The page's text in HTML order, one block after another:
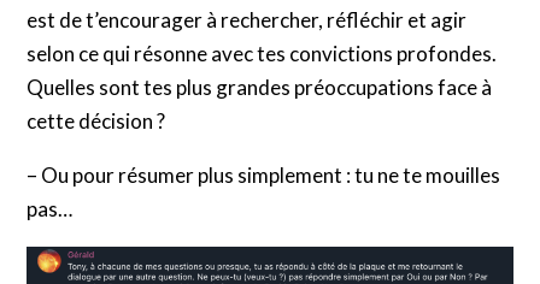
est de t’encourager à rechercher, réfléchir et agir
selon ce qui résonne avec tes convictions profondes.
Quelles sont tes plus grandes préoccupations face à
cette décision ?
– Ou pour résumer plus simplement : tu ne te mouilles
pas…